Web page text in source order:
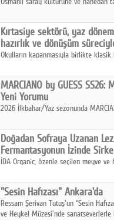
Ağustos'ta Arthill Müzecilik'in
koleksiyonerlerle buluşuyor
Kırtasiye sektörü, yaz
hazırlık ve dönüşüm
Okulların kapanmasıyla birlikte
sanat ve eğitici aktivite ürünleriyle
geçiriyor.
MARCIANO by GUESS
Yeni Yorumu
2026 İlkbahar/Yaz sezonunda
Doğadan Sofraya Uzanan
Fermantasyonun İzinde Sirke
İDA Organic, özenle seçilen meyve ve
sofralarına taşıyor.
"Sesin Hafızası" Ankara'da
Ressam Şerivan Tutuş'un “Sesin
ve Heykel Müzesi'nde sanatseverlerle